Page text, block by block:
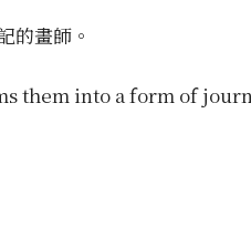
的畫師。
them into a form of